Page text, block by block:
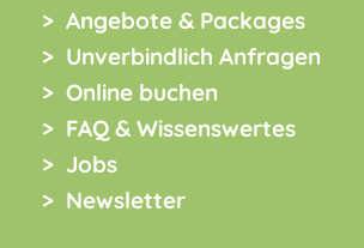
Angebote & Packages
Unverbindlich Anfragen
Online buchen
FAQ & Wissenswertes
Jobs
Newsletter